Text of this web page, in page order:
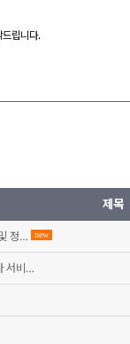
드립니다.
제목
정… new
서비…